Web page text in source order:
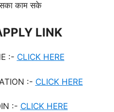
काम सके
LINK
:- CLICK HERE
:- CLICK HERE
:- CLICK HERE